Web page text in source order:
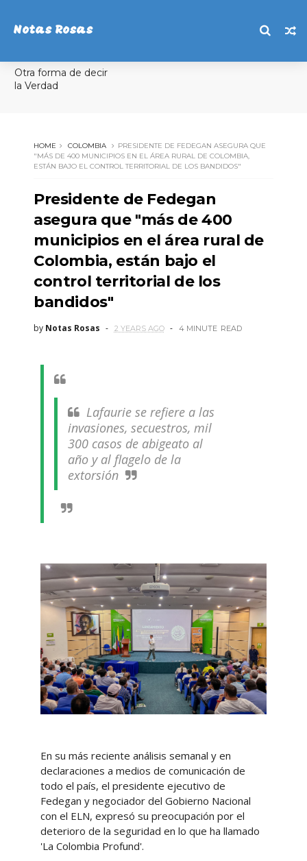
Notas Rosas
Otra forma de decir
la Verdad
HOME COLOMBIA
PRESIDENTE DE FEDEGAN ASEGURA QUE
"MÁS DE 400 MUNICIPIOS EN EL ÁREA RURAL DE COLOMBIA,
ESTÁN BAJO EL CONTROL TERRITORIAL DE LOS BANDIDOS"
Presidente de Fedegan
asegura que "más de 400
municipios en el área rural de
Colombia, están bajo el
control territorial de los
bandidos"
by Notas Rosas 2 YEARS AGO 4 MINUTE READ
Lafaurie se refiere a las
invasiones, secuestros, mil
300 casos de abigeato al
año y al flagelo de la
extorsión
En su más reciente análisis semanal y en
declaraciones a medios de comunicación de
todo el país, el presidente ejecutivo de
Fedegan y negociador del Gobierno Nacional
con el ELN, expresó su preocupación por el
deterioro de la seguridad en lo que ha llamado
'La Colombia Profund'.